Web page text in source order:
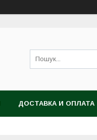
ДОСТАВКА И ОПЛАТА